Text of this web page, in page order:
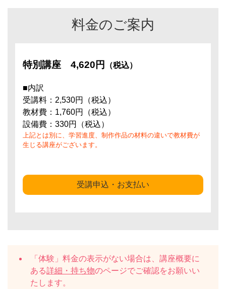
料金のご案内
特別講座 4,620円 （税込）
■内訳
受講料：2,530円（税込）
教材費：1,760円（税込）
設備費：330円（税込）
上記とは別に、学習進度、制作作品の材料の違いで教材費が
生じる講座がございます。
受講申込・お支払い
「体験」料金の表示がない場合は、講座概要に
ある詳細・持ち物のページでご確認をお願いい
たします。